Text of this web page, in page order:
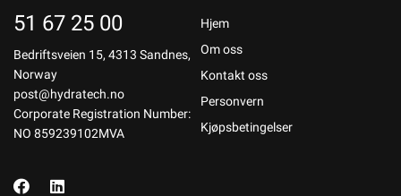
51 67 25 00
Bedriftsveien 15, 4313 Sandnes,
Norway
post@hydratech.no
Corporate Registration Number:
NO 859239102MVA
Hjem
Om oss
Kontakt oss
Personvern
Kjøpsbetingelser